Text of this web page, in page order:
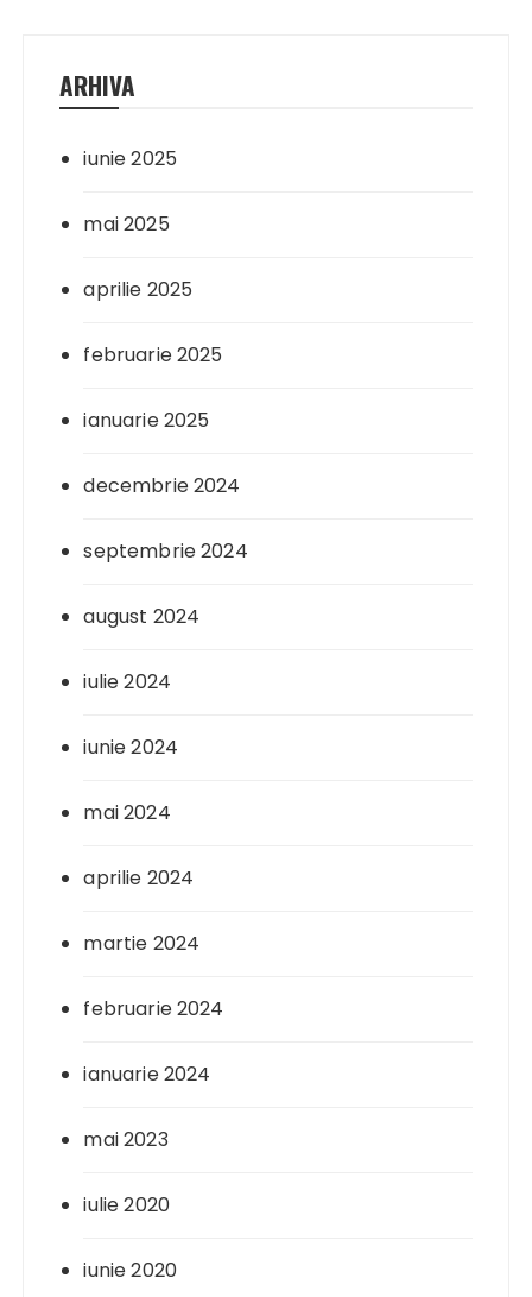
ARHIVA
iunie 2025
mai 2025
aprilie 2025
februarie 2025
ianuarie 2025
decembrie 2024
septembrie 2024
august 2024
iulie 2024
iunie 2024
mai 2024
aprilie 2024
martie 2024
februarie 2024
ianuarie 2024
mai 2023
iulie 2020
iunie 2020